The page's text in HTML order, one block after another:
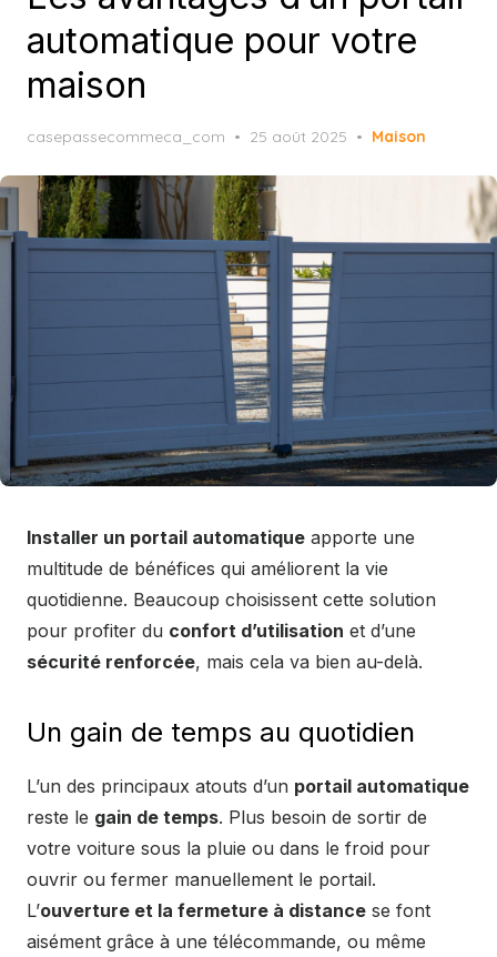
automatique pour votre
maison
casepassecommeca_com
Posted
25 août 2025 Maison
Installer un portail automatique apporte une
multitude de bénéfices qui améliorent la vie
quotidienne. Beaucoup choisissent cette solution
pour profiter du confort d’utilisation et d’une
sécurité renforcée, mais cela va bien au-delà.
Un gain de temps au quotidien
L’un des principaux atouts d’un portail automatique
reste le gain de temps. Plus besoin de sortir de
votre voiture sous la pluie ou dans le froid pour
ouvrir ou fermer manuellement le portail.
L’ouverture et la fermeture à distance se font
aisément grâce à une télécommande, ou même